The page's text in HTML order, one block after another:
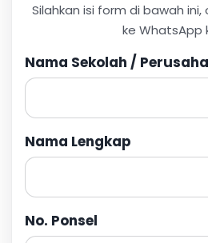
Silahkan isi form di bawah
ke WhatsApp
Nama Sekolah /
Nama Lengkap
No. Ponsel